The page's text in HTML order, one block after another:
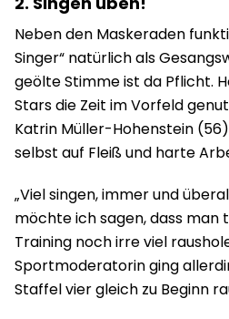
Neben den Maskeraden
Singer“ natürlich als
geölte Stimme ist da Pflicht.
Stars die Zeit im Vorfeld
Katrin Müller-Hohenstein
selbst auf Fleiß und harte
„Viel singen, immer und
möchte ich sagen, dass man
Training noch irre viel
Sportmoderatorin ging
Staffel vier gleich zu Beginn